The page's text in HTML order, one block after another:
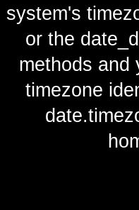
system's
or the
methods and
timezone